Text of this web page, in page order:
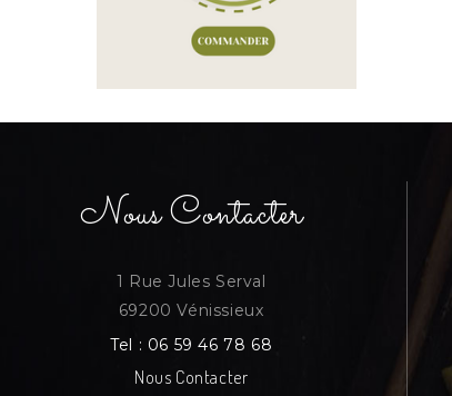
Nous Contacter
1 Rue Jules Serval
69200 Vénissieux
Tel : 06 59 46 78 68
Nous Contacter